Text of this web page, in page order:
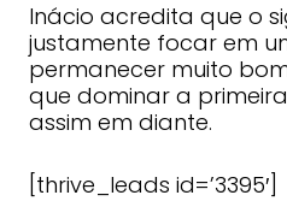
Inácio acredita que o
justamente focar em
permanecer muito
que dominar a
assim em diante.
[thrive_leads id=’3395′]